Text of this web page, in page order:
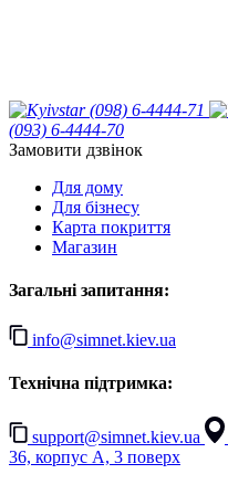
(098) 6-4444-71
(093) 6-4444-70
Замовити дзвінок
Для дому
Для бізнесу
Карта покриття
Магазин
Загальні запитання:
info@simnet.kiev.ua
Технічна підтримка:
support@simnet.kiev.ua
36, корпус А, 3 поверх